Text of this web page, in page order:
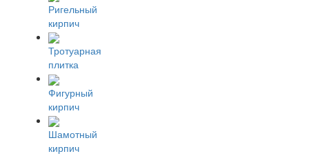
Ригельный
кирпич
Тротуарная
плитка
Фигурный
кирпич
Шамотный
кирпич